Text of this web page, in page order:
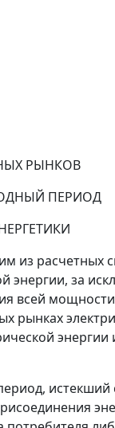
РЫНКОВ
ПЕРИОД
из расчетных
энергии, за
всей
рынках